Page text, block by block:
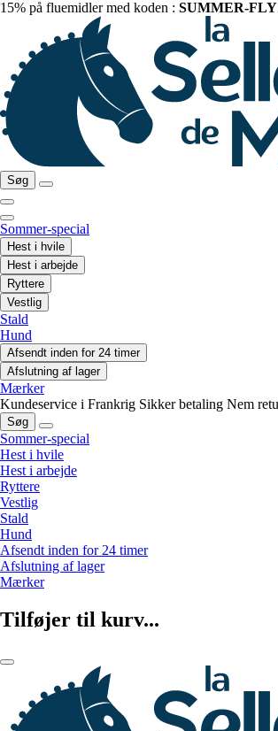
15% på fluemidler med koden : SUMMER-
Søg
Sommer-special
Hest i hvile
Hest i arbejde
Ryttere
Vestlig
Stald
Hund
Afsendt inden for 24 timer
Afslutning af lager
Mærker
Kundeservice i Frankrig Sikker betaling Nem
Søg
Sommer-special
Hest i hvile
Hest i arbejde
Ryttere
Vestlig
Stald
Hund
Afsendt inden for 24 timer
Afslutning af lager
Mærker
Tilføjer til kurv...